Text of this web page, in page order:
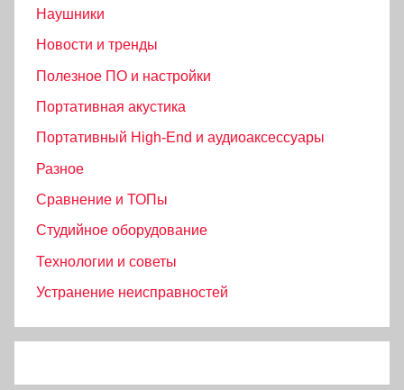
Наушники
Новости и тренды
Полезное ПО и настройки
Портативная акустика
Портативный High‑End и аудиоаксессуары
Разное
Сравнение и ТОПы
Студийное оборудование
Технологии и советы
Устранение неисправностей